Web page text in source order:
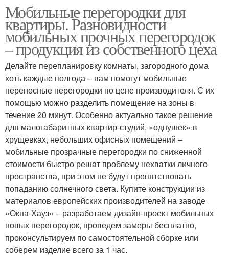
перегородка
хрущевке
Креативные
перегородки
Перегородки в
интерьере
Дизайнерские решения
Мобильные перегородки для
квартиры. Разновидности
мобильных прочных перегородок
– продукция из собственного цеха
Делайте перепланировку комнаты, загородного дома
хоть каждые полгода – вам помогут мобильные
переносные перегородки по цене производителя. С их
помощью можно разделить помещение на зоны в
течение 20 минут. Особенно актуально такое решение
для малогабаритных квартир-студий, «однушек» в
хрущевках, небольших офисных помещений –
мобильные прозрачные перегородки по сниженной
стоимости быстро решат проблему нехватки личного
пространства, при этом не будут препятствовать
попаданию солнечного света. Купите конструкции из
материалов европейских производителей на заводе
«Окна-Хауз» – разработаем дизайн-проект мобильных
новых перегородок, проведем замеры бесплатно,
проконсультируем по самостоятельной сборке или
соберем изделие всего за 1 час.